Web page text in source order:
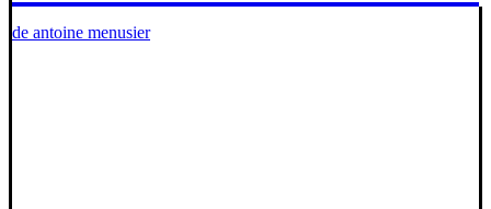
de antoine menusier